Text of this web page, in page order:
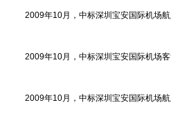
2009年10月，中标深圳宝安国际机场
2009年10月，中标深圳宝安国际机场
2009年10月，中标深圳宝安国际机场